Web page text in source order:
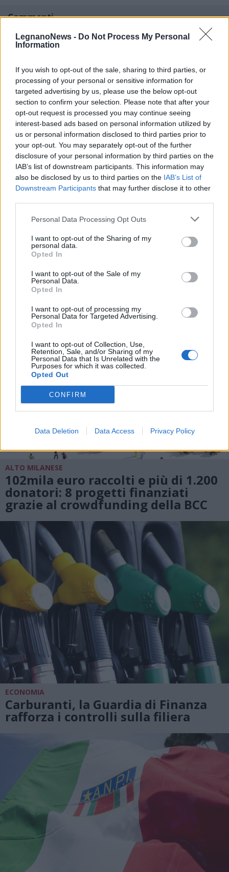
LegnanoNews - Do Not Process My Personal
Information
If you wish to opt-out of the sale, sharing to third parties, or
processing of your personal or sensitive information for
targeted advertising by us, please use the below opt-out
section to confirm your selection. Please note that after your
opt-out request is processed you may continue seeing
interest-based ads based on personal information utilized by
us or personal information disclosed to third parties prior to
your opt-out. You may separately opt-out of the further
disclosure of your personal information by third parties on the
IAB’s list of downstream participants. This information may
also be disclosed by us to third parties on the IAB’s List of
Downstream Participants that may further disclose it to other
Personal Data Processing Opt Outs
I want to opt-out of the Sharing of my
personal data.
Opted In
I want to opt-out of the Sale of my
Personal Data.
Opted In
I want to opt-out of processing my
Personal Data for Targeted Advertising.
Opted In
I want to opt-out of Collection, Use,
Retention, Sale, and/or Sharing of my
Personal Data that Is Unrelated with the
Purposes for which it was collected.
Opted Out
CONFIRM
Data Deletion Data Access Privacy Policy
Commenti
Accedioregistratiper commentare questo
articolo.
di VareseNews.it, che rimane autonoma e indipendente. I messaggi inclusi nei
commenti non sono testi giornalistici, ma post inviati dai singoli lettori che
possono essere automaticamente pubblicati senza filtro preventivo. I commenti
che includano uno o più link a siti esterni verranno rimossi in automatico dal
sistema.
ALTRE NOTIZIE DI RESCALDINA
ALTO MILANESE
102mila euro raccolti e più di 1.200
donatori: 8 progetti finanziati
grazie al crowdfunding della BCC
ECONOMIA
Carburanti, la Guardia di Finanza
rafforza i controlli sulla filiera